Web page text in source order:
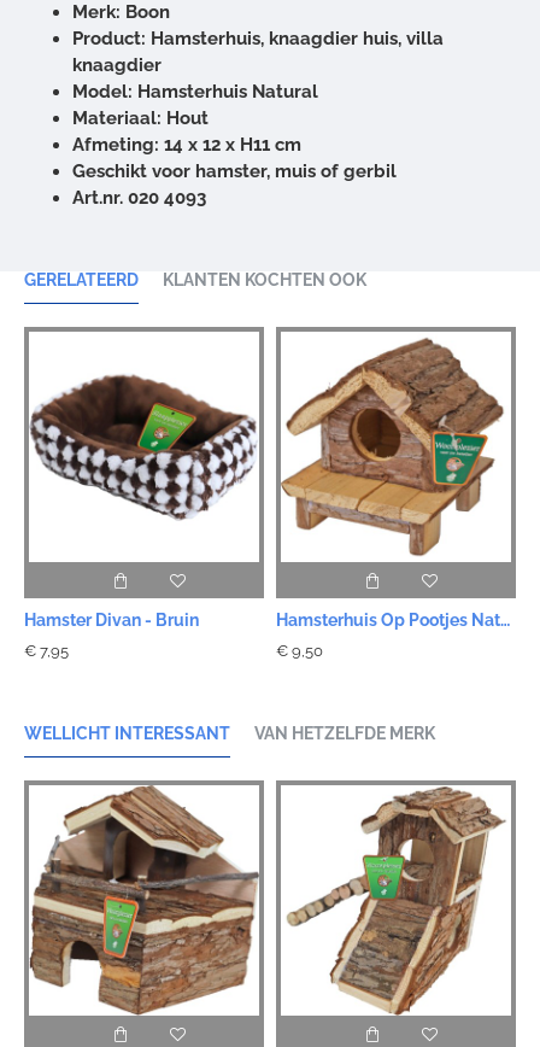
Merk: Boon
Product: Hamsterhuis, knaagdier huis, villa
knaagdier
Model: Hamsterhuis Natural
Materiaal: Hout
Afmeting: 14 x 12 x H11 cm
Geschikt voor hamster, muis of gerbil
Art.nr. 020 4093
GERELATEERD KLANTEN KOCHTEN OOK
Hamster Divan - Bruin
€ 7,95
Hamsterhuis Op Pootjes Natural - 15 cm
€ 9,50
WELLICHT INTERESSANT VAN HETZELFDE MERK